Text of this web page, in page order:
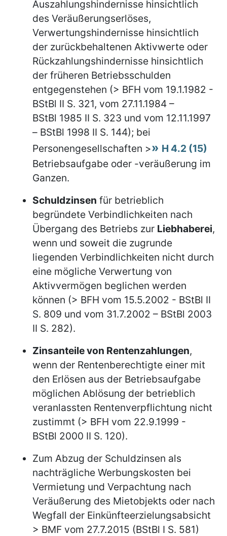
Auszahlungshindernisse hinsichtlich
des Veräußerungserlöses,
Verwertungshindernisse hinsichtlich
der zurückbehaltenen Aktivwerte oder
Rückzahlungshindernisse hinsichtlich
der früheren Betriebsschulden
entgegenstehen (> BFH vom 19.1.1982 -
BStBl II S. 321, vom 27.11.1984 –
BStBl 1985 II S. 323 und vom 12.11.1997
– BStBl 1998 II S. 144); bei
Personengesellschaften >
H 4.2 (15)
Betriebsaufgabe oder -veräußerung im
Ganzen.
Schuldzinsen für betrieblich
begründete Verbindlichkeiten nach
Übergang des Betriebs zur Liebhaberei,
wenn und soweit die zugrunde
liegenden Verbindlichkeiten nicht durch
eine mögliche Verwertung von
Aktivvermögen beglichen werden
können (> BFH vom 15.5.2002 - BStBl II
S. 809 und vom 31.7.2002 – BStBl 2003
II S. 282).
Zinsanteile von Rentenzahlungen,
wenn der Rentenberechtigte einer mit
den Erlösen aus der Betriebsaufgabe
möglichen Ablösung der betrieblich
veranlassten Rentenverpflichtung nicht
zustimmt (> BFH vom 22.9.1999 -
BStBl 2000 II S. 120).
Zum Abzug der Schuldzinsen als
nachträgliche Werbungskosten bei
Vermietung und Verpachtung nach
Veräußerung des Mietobjekts oder nach
Wegfall der Einkünfteerzielungsabsicht
> BMF vom 27.7.2015 (BStBl I S. 581)